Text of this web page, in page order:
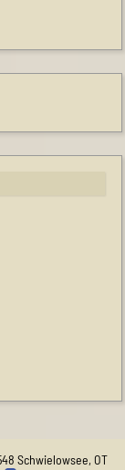
Schwielowsee, OT